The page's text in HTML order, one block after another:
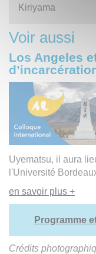
Kiriyama
Voir aussi
Los Angeles
Uyematsu, il aura
l'Université
en savoir plus +
Programme
Crédits